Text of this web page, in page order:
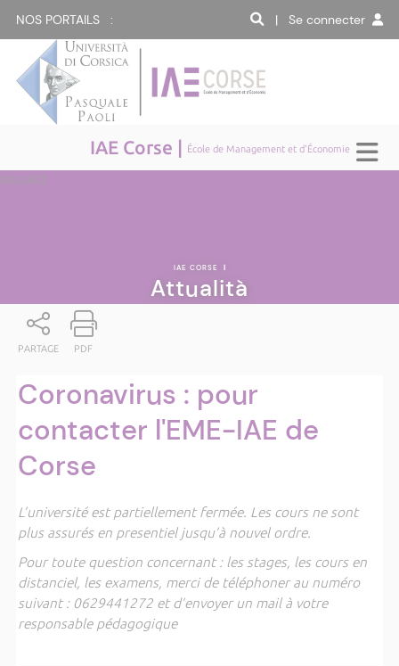
NOS PORTAILS : | Se connecter
IAE Corse | École de Management et d'Économie
Attualità
IAE CORSE |
Attualità
PARTAGE PDF
Coronavirus : pour
contacter l'EME-IAE de
Corse
L’université est partiellement fermée. Les cours ne sont
plus assurés en presentiel jusqu’à nouvel ordre.
Pour toute question concernant : les stages, les cours en
distanciel, les examens, merci de téléphoner au numéro
suivant : 0629441272 et d’envoyer un mail à votre
responsable pédagogique